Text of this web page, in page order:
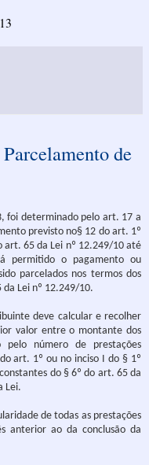
de
foi determinado pelo art. 17 a
previsto no§ 12 do art. 1º
art. 65 da Lei nº 12.249/10 até
permitido o pagamento ou
parcelados nos termos dos
Lei nº 12.249/10.
deve calcular e recolher
valor entre o montante dos
pelo número de prestações
art. 1º ou no inciso I do § 1º
do § 6º do art. 65 da
Lei.
de todas as prestações
anterior ao da conclusão da